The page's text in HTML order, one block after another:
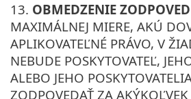
13. OBMEDZENIE
MAXIMÁLNEJ MIERE, AKÚ
APLIKOVATEĽNÉ PRÁVO, V
NEBUDE POSKYTOVATEĽ,
ALEBO JEHO
ZODPOVEDAŤ ZA